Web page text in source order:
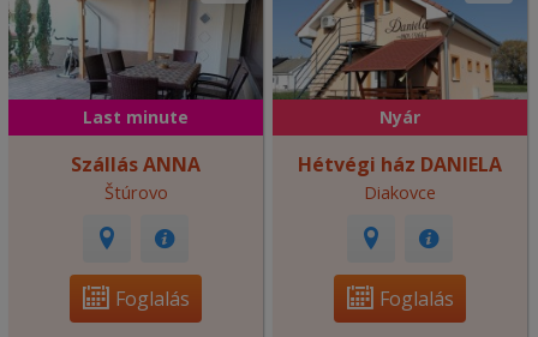
Last minute
Szállás ANNA
Štúrovo
Foglalás
Nyár
Hétvégi ház DANIELA
Diakovce
Foglalás